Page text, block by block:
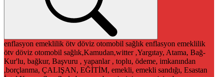
enflasyon emeklilik ötv döviz otomobil sağlık enflasyon emeklilik
ötv döviz otomobil sağlık,Kamudan,witter ,Yargıtay, Atama, Bağ-
Kur'lu, bağkur, Başvuru , yapanlar , toplu, ödeme, imkanından
,borçlanma, ÇALIŞAN, EĞİTİM, emekli, emekli sandığı, Esastan